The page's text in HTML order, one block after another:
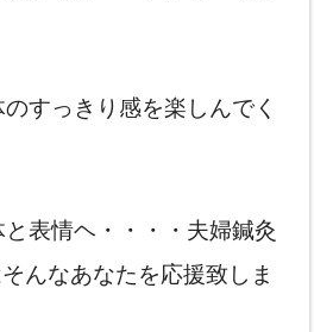
すっきり感を楽しんでく
表情ヘ・・・・夫婦鍼灸
んなあなたを応援致しま